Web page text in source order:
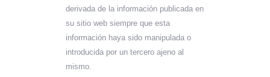
derivada de la información publicada en
su sitio web siempre que esta
información haya sido manipulada o
introducida por un tercero ajeno al
mismo.